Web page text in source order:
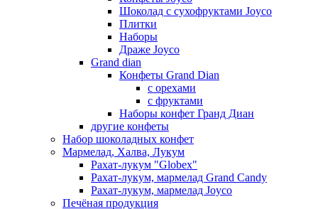
Шоколад с сухофруктами Joyco
Плитки
Наборы
Драже Joyco
Grand dian
Конфеты Grand Dian
с орехами
с фруктами
Наборы конфет Гранд Диан
другие конфеты
Набор шоколадных конфет
Мармелад, Халва, Лукум
Рахат-лукум "Globex"
Рахат-лукум, мармелад Grand Candy
Рахат-лукум, мармелад Joyco
Печёная продукция